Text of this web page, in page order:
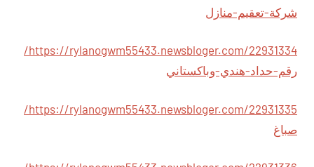
شركة-تعقيم-منازل
https://rylanogwm55433.newsbloger.com/22931334/
رقم-حداد-هندي-وباكستاني
https://rylanogwm55433.newsbloger.com/22931335/
صباغ